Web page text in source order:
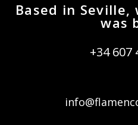
Based in Seville,
was
+34 607